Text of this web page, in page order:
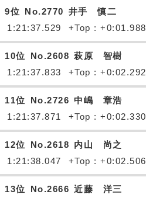
9位 No.2770 井手 慎二
1:21:37.529
+Top : +0:01.988
10位 No.2608 萩原 智樹
1:21:37.833
+Top : +0:02.292
11位 No.2726 中嶋 章浩
1:21:37.871
+Top : +0:02.330
12位 No.2618 内山 尚之
1:21:38.047
+Top : +0:02.506
13位 No.2666 近藤 洋三